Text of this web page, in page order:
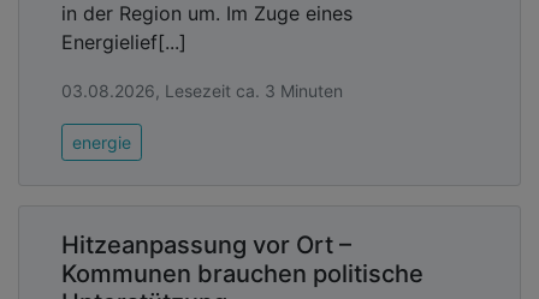
in der Region um. Im Zuge eines
Energielief[...]
03.08.2026, Lesezeit ca. 3 Minuten
energie
Hitzeanpassung vor Ort –
Kommunen brauchen politische